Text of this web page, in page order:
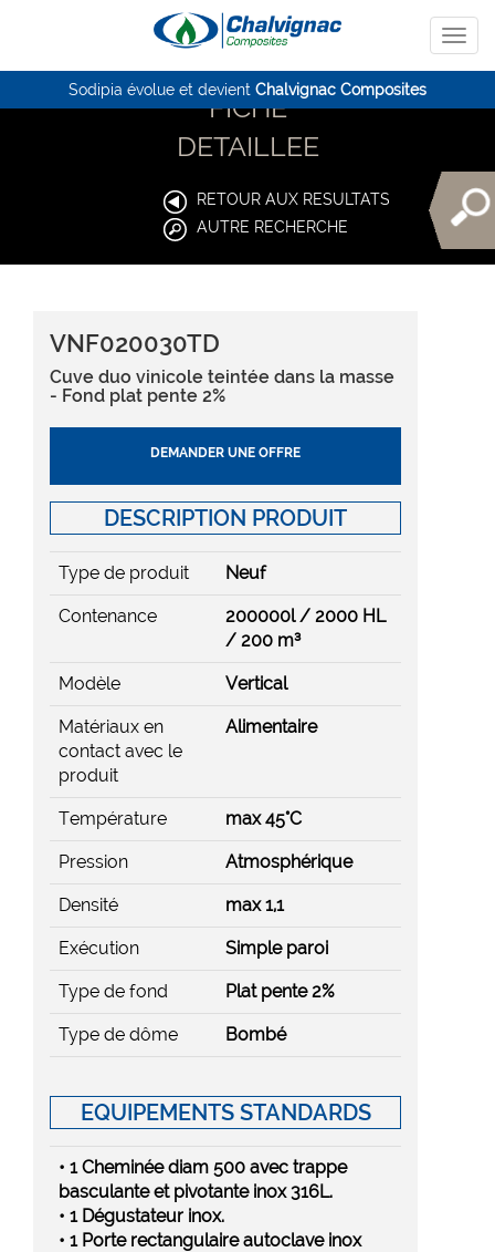
Sodipia évolue et devient Chalvignac Composites
FICHE
DETAILLEE
RETOUR AUX RESULTATS
AUTRE RECHERCHE
VNF020030TD
Cuve duo vinicole teintée dans la masse
- Fond plat pente 2%
DEMANDER UNE OFFRE
DESCRIPTION PRODUIT
Type de produit Neuf
Contenance
200000l / 2000 HL
/ 200 m³
Modèle Vertical
Matériaux en
contact avec le
produit
Alimentaire
Température max 45°C
Pression Atmosphérique
Densité max 1,1
Exécution Simple paroi
Type de fond Plat pente 2%
Type de dôme Bombé
EQUIPEMENTS STANDARDS
• 1 Cheminée diam 500 avec trappe
basculante et pivotante inox 316L.
• 1 Dégustateur inox.
• 1 Porte rectangulaire autoclave inox